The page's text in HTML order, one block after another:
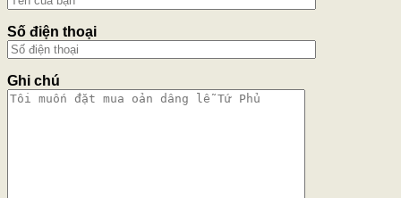
Số điện thoại
Ghi chú